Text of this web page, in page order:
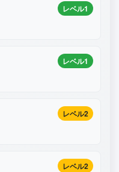
レベル1
レベル1
レベル2
レベル2